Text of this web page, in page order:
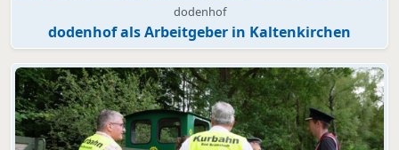
dodenhof
dodenhof als Arbeitgeber in Kaltenkirchen